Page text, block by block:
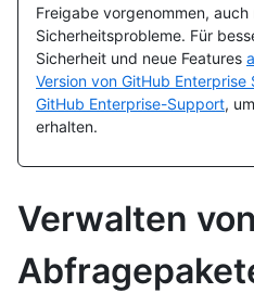
Freigabe vorgenommen,
Sicherheitsprobleme. Für
Sicherheit und neue Features
Version von GitHub Enterprise
GitHub Enterprise-Support,
erhalten.
Verwalten